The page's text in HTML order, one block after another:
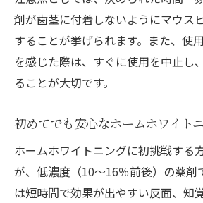
剤が歯茎に付着しないようにマウス
することが挙げられます。また、使
を感じた際は、すぐに使用を中止し
ることが大切です。
初めてでも安心なホームホワイト
ホームホワイトニングに初挑戦する
が、低濃度（10～16％前後）の薬剤
は短時間で効果が出やすい反面、知